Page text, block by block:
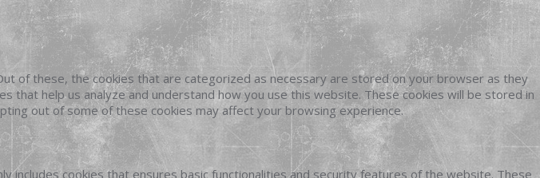
of these, the cookies that are categorized as necessary are stored on your browser as they
help us analyze and understand how you use this website. These cookies will be stored in
out of some of these cookies may affect your browsing experience.
cookies that ensures basic functionalities and security features of the website. These